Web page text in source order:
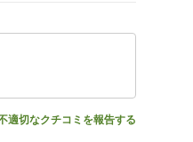
適切なクチコミを報告する